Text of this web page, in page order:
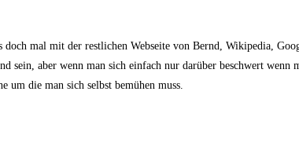
doch mal mit der restlichen Webseite von Bernd, Wikipedia,
sein, aber wenn man sich einfach nur darüber beschwert wenn
um die man sich selbst bemühen muss.